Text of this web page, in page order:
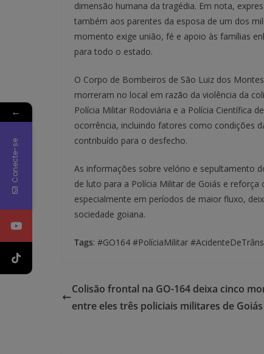
dimensão humana da tragédia. Em nota,
também aos parentes da esposa de um dos
momento exige união, fé e apoio às famílias
para todo o estado.
O Corpo de Bombeiros de São Luiz dos
morreram no local em razão da violência da
Polícia Militar Rodoviária e a Polícia Científica
ocorrência, incluindo fatores como condições
contribuído para o desfecho.
As informações sobre velório e sepultamento
de luto para a Polícia Militar de Goiás e reforça
especialmente em períodos de maior fluxo,
sociedade goiana.
Tags: #GO164 #PolíciaMilitar
Colisão frontal na GO-164 deixa cinco
entre eles três policiais militares de Goiás
←
Conecte-se